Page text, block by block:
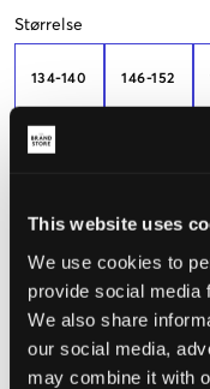
This website uses
We use cookies to
provide social media
We also share
our social media,
may combine it with
Størrelse
134-140 146-152
tilbage
Opfattet størrelse